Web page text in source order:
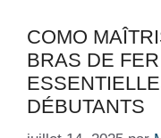
COMO
BRAS DE
DÉBUTANTS